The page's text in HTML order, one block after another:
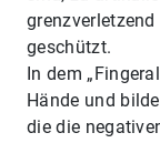
geschützt.
In dem
Hände und
die die